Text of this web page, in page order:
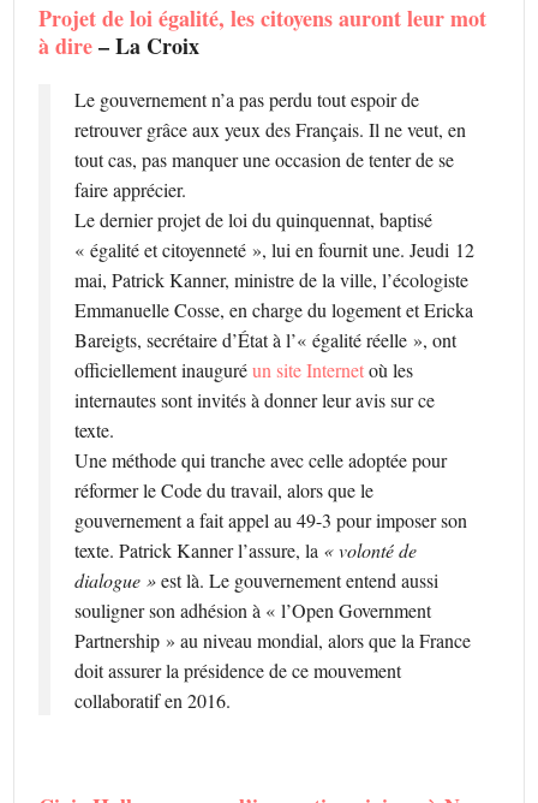
Projet de loi égalité, les citoyens auront leur mot
à dire– La Croix
Le gouvernement n’a pas perdu tout espoir de
retrouver grâce aux yeux des Français. Il ne veut, en
tout cas, pas manquer une occasion de tenter de se
faire apprécier.
Le dernier projet de loi du quinquennat, baptisé
« égalité et citoyenneté », lui en fournit une. Jeudi 12
mai, Patrick Kanner, ministre de la ville, l’écologiste
Emmanuelle Cosse, en charge du logement et Ericka
Bareigts, secrétaire d’État à l’« égalité réelle », ont
officiellement inauguréun site Internetoù les
internautes sont invités à donner leur avis sur ce
texte.
Une méthode qui tranche avec celle adoptée pour
réformer le Code du travail, alors que le
gouvernement a fait appel au 49-3 pour imposer son
texte. Patrick Kanner l’assure, la « volonté de
dialogue »est là. Le gouvernement entend aussi
souligner son adhésion à « l’Open Government
Partnership » au niveau mondial, alors que la France
doit assurer la présidence de ce mouvement
collaboratif en 2016.